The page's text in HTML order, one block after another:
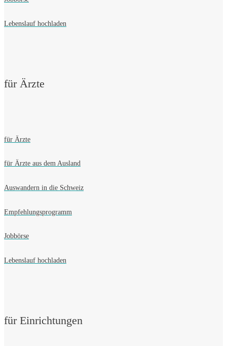
Lebenslauf hochladen
für Ärzte
für Ärzte
für Ärzte aus dem Ausland
Auswandern in die Schweiz
Empfehlungsprogramm
Jobbörse
Lebenslauf hochladen
für Einrichtungen